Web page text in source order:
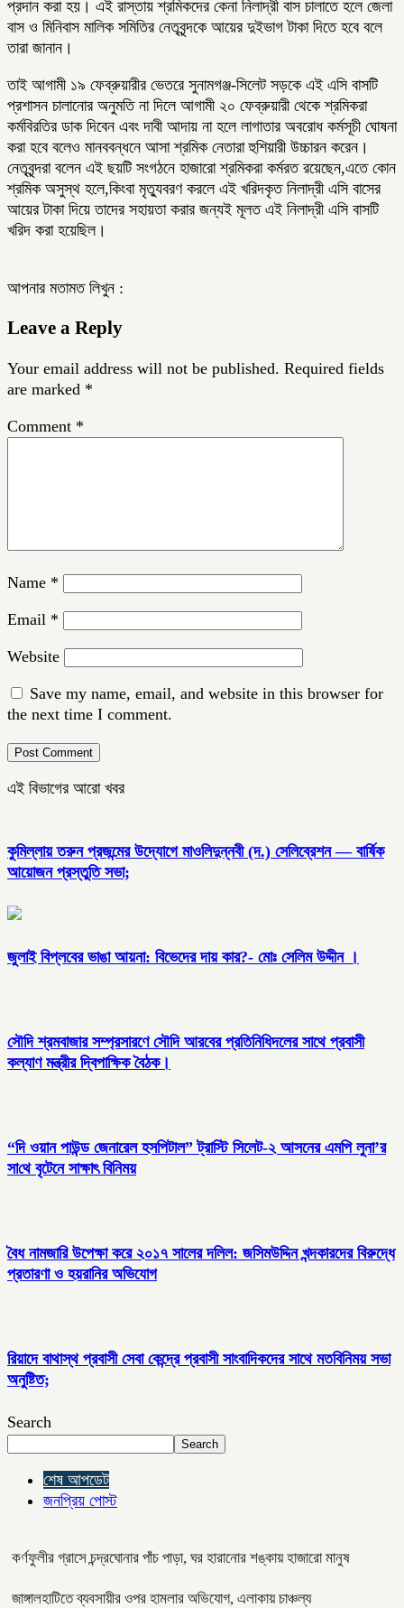
প্রদান করা হয়। এই রাস্তায় শ্রমিকদের কেনা নিলাদ্রী বাস চালাতে হলে জেলা
বাস ও মিনিবাস মালিক সমিতির নেতৃবৃন্দকে আয়ের দুইভাগ টাকা দিতে হবে বলে
তারা জানান।
তাই আগামী ১৯ ফেব্রুয়ারীর ভেতরে সুনামগঞ্জ-সিলেট সড়কে এই এসি বাসটি
প্রশাসন চালানোর অনুমতি না দিলে আগামী ২০ ফেব্রুয়ারী থেকে শ্রমিকরা
কর্মবিরতির ডাক দিবেন এবং দাবী আদায় না হলে লাগাতার অবরোধ কর্মসূচী ঘোষনা
করা হবে বলেও মানববন্ধনে আসা শ্রমিক নেতারা হুশিয়ারী উচ্চারন করেন।
নেতৃবৃন্দরা বলেন এই ছয়টি সংগঠনে হাজারো শ্রমিকরা কর্মরত রয়েছেন,এতে কোন
শ্রমিক অসুস্থ হলে,কিংবা মৃত্যুবরণ করলে এই খরিদকৃত নিলাদ্রী এসি বাসের
আয়ের টাকা দিয়ে তাদের সহায়তা করার জন্যই মূলত এই নিলাদ্রী এসি বাসটি
খরিদ করা হয়েছিল।
আপনার মতামত লিখুন :
Leave a Reply
Your email address will not be published. Required fields
are marked *
Comment *
Name *
Email *
Website
Save my name, email, and website in this browser for
the next time I comment.
এই বিভাগের আরো খবর
কুমিল্লায় তরুন প্রজন্মের উদ্যোগে মাওলিদুন্নবী (দ.) সেলিব্রেশন — বার্ষিক
আয়োজন প্রস্তুতি সভা;
জুলাই বিপ্লবের ভাঙা আয়না: বিভেদের দায় কার?- মোঃ সেলিম উদ্দীন ।
সৌদি শ্রমবাজার সম্প্রসারণে সৌদি আরবের প্রতিনিধিদলের সাথে প্রবাসী
কল্যাণ মন্ত্রীর দ্বিপাক্ষিক বৈঠক।
“দি ওয়ান পাউন্ড জেনারেল হসপিটাল” ট্রাস্টি সিলেট-২ আসনের এমপি লুনা’র
সা‌থে বৃটেনে সাক্ষাৎ বিনিময়
বৈধ নামজারি উপেক্ষা করে ২০১৭ সালের দলিল: জসিমউদ্দিন খন্দকারদের বিরুদ্ধে
প্রতারণা ও হয়রানির অভিযোগ
রিয়াদে বাথাস্থ প্রবাসী সেবা কেন্দ্রে প্রবাসী সাংবাদিকদের সাথে মতবিনিময় সভা
অনুষ্টিত;
Search
Search
শেষ আপডেট
জনপ্রিয় পোস্ট
কর্ণফুলীর গ্রাসে চন্দ্রঘোনার পাঁচ পাড়া, ঘর হারানোর শঙ্কায় হাজারো মানুষ
জাঙ্গালহাটিতে ব্যবসায়ীর ওপর হামলার অভিযোগ, এলাকায় চাঞ্চল্য